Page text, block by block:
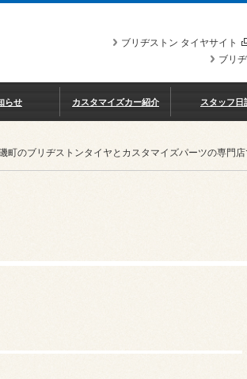
ブリヂストン タイヤサイト
ブリ
らせ カスタマイズカー紹介 スタッフ日
町のブリヂストンタイヤとカスタマイズパーツの専